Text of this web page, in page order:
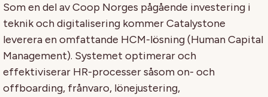
Som en del av Coop Norges pågående investering i
teknik och digitalisering kommer Catalystone
leverera en omfattande HCM-lösning (Human Capital
Management). Systemet optimerar och
effektiviserar HR-processer såsom on- och
offboarding, frånvaro, lönejustering,